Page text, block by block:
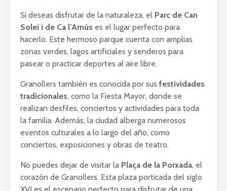
Si deseas disfrutar de la naturaleza, el Parc de Can
Solei i de Ca l’Arnús es el lugar perfecto para
hacerlo. Este hermoso parque cuenta con amplias
zonas verdes, lagos artificiales y senderos para
pasear o practicar deportes al aire libre.
Granollers también es conocida por sus festividades
tradicionales, como la Fiesta Mayor, donde se
realizan desfiles, conciertos y actividades para toda
la familia. Además, la ciudad alberga numerosos
eventos culturales a lo largo del año, como
conciertos, exposiciones y obras de teatro.
No puedes dejar de visitar la Plaça de la Porxada, el
corazón de Granollers. Esta plaza porticada del siglo